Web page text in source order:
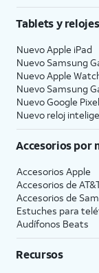
Tablets y relojes
Nuevo Apple iPad
Nuevo Samsung
Nuevo Apple
Nuevo Samsung
Nuevo Google
Nuevo reloj
Accesorios por
Accesorios Apple
Accesorios de
Accesorios de
Estuches para
Audífonos Beats
Recursos